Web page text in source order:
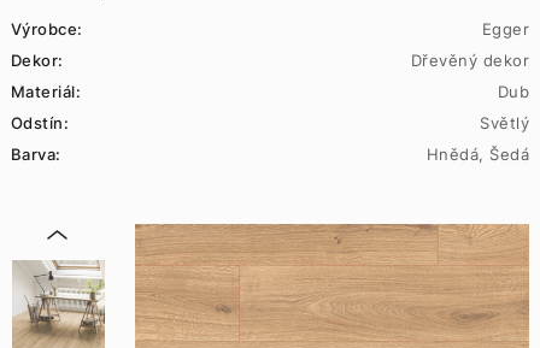
Výrobce:
Egger
Dekor:
Dřevěný dekor
Materiál:
Dub
Odstín:
Světlý
Barva:
Hnědá, Šedá